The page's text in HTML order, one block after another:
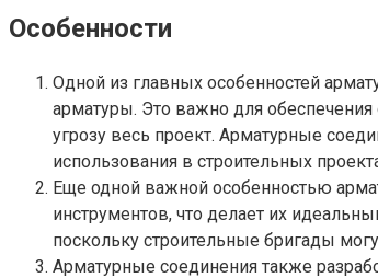
Особенности
Одной из главных особенностей
арматуры. Это важно для обеспечения
угрозу весь проект. Арматурные
использования в строительных
Еще одной важной особенностью
инструментов, что делает их
поскольку строительные бригады
Арматурные соединения также